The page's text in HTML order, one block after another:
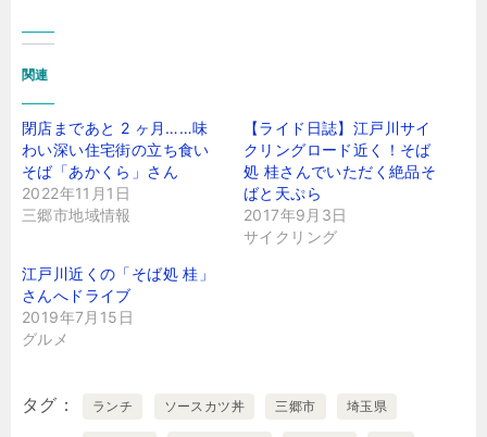
関連
閉店まであと 2 ヶ月……味
わい深い住宅街の立ち食い
そば「あかくら」さん
2022年11月1日
三郷市地域情報
【ライド日誌】江戸川サイ
クリングロード近く！そば
処 桂さんでいただく絶品そ
ばと天ぷら
2017年9月3日
サイクリング
江戸川近くの「そば処 桂」
さんへドライブ
2019年7月15日
グルメ
タグ ランチ ソースカツ丼 三郷市 埼玉県